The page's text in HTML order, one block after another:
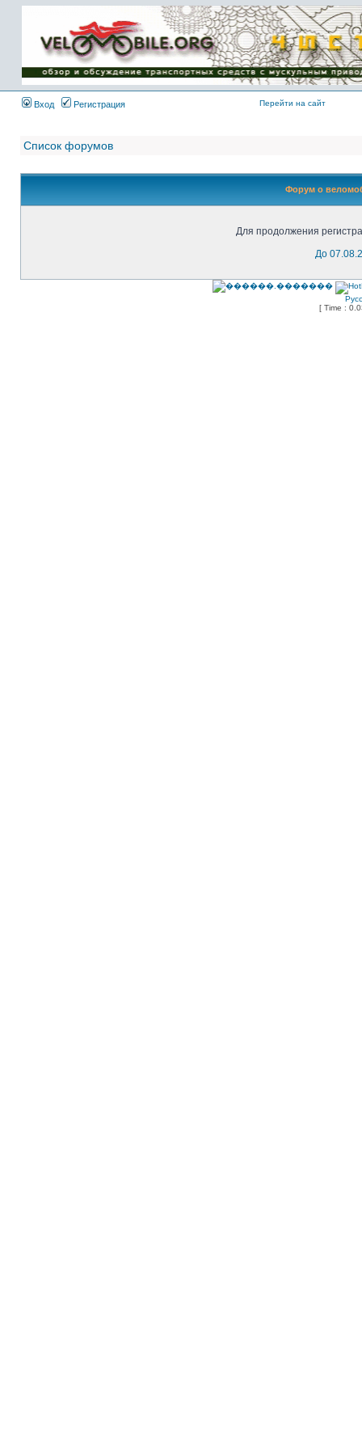
Имя пользователя:
Пароль:
{ LOG_ME_IN_SHORT
}
Вход
Регистрация Перейти на сайт
Список форумов
Форум о
Для продолжения
До
[ Time :